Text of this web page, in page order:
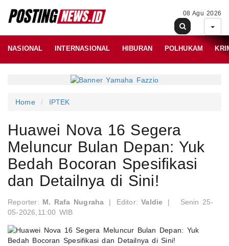
08 Agu 2026
NASIONAL INTERNASIONAL HIBURAN POLHUKAM
Home IPTEK
Huawei Nova 16 Segera
Meluncur Bulan Depan: Yuk
Bedah Bocoran Spesifikasi
dan Detailnya di Sini!
Reporter: M. Rafa Nugraha | Editor:Valdie |
Senin 25-
05-2026,11:00 WIB